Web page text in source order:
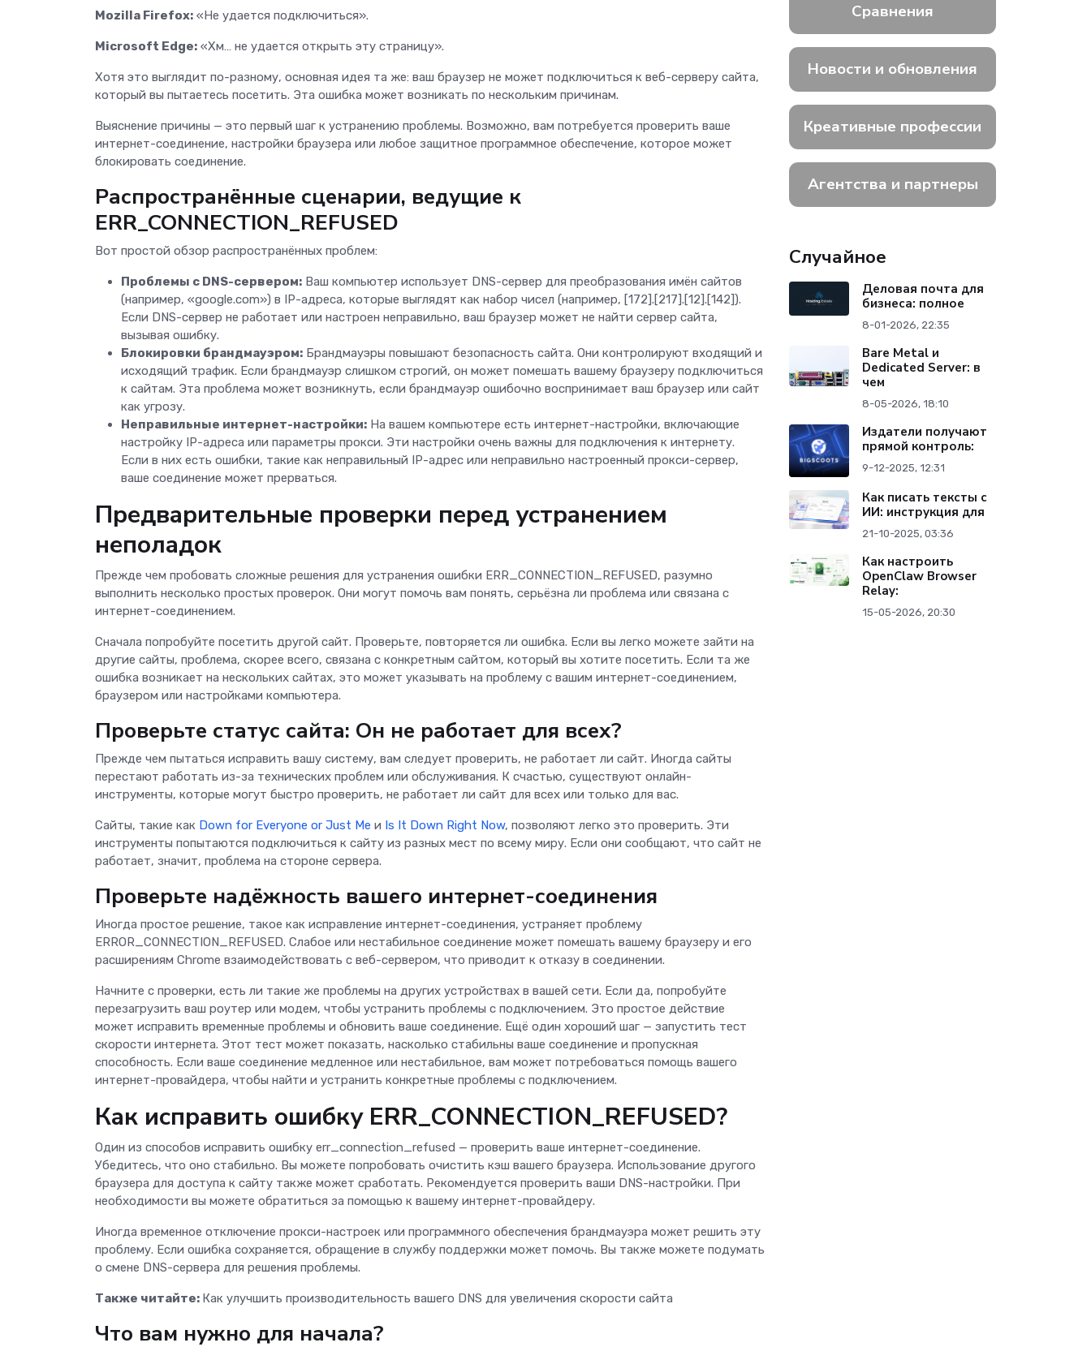
Mozilla Firefox: «Не удается подключиться».
Microsoft Edge: «Хм… не удается открыть эту страницу».
Хотя это выглядит по-разному, основная идея та же: ваш браузер не может подключиться к веб-серверу сайта,
который вы пытаетесь посетить. Эта ошибка может возникать по нескольким причинам.
Выяснение причины — это первый шаг к устранению проблемы. Возможно, вам потребуется проверить ваше
интернет-соединение, настройки браузера или любое защитное программное обеспечение, которое может
блокировать соединение.
Распространённые сценарии, ведущие к
ERR_CONNECTION_REFUSED
Вот простой обзор распространённых проблем:
Проблемы с DNS-сервером: Ваш компьютер использует DNS-сервер для преобразования имён сайтов
(например, «google.com») в IP-адреса, которые выглядят как набор чисел (например, [172].[217].[12].[142]).
Если DNS-сервер не работает или настроен неправильно, ваш браузер может не найти сервер сайта,
вызывая ошибку.
Блокировки брандмауэром: Брандмауэры повышают безопасность сайта. Они контролируют входящий и
исходящий трафик. Если брандмауэр слишком строгий, он может помешать вашему браузеру подключиться
к сайтам. Эта проблема может возникнуть, если брандмауэр ошибочно воспринимает ваш браузер или сайт
как угрозу.
Неправильные интернет-настройки: На вашем компьютере есть интернет-настройки, включающие
настройку IP-адреса или параметры прокси. Эти настройки очень важны для подключения к интернету.
Если в них есть ошибки, такие как неправильный IP-адрес или неправильно настроенный прокси-сервер,
ваше соединение может прерваться.
Предварительные проверки перед устранением
неполадок
Прежде чем пробовать сложные решения для устранения ошибки ERR_CONNECTION_REFUSED, разумно
выполнить несколько простых проверок. Они могут помочь вам понять, серьёзна ли проблема или связана с
интернет-соединением.
Сначала попробуйте посетить другой сайт. Проверьте, повторяется ли ошибка. Если вы легко можете зайти на
другие сайты, проблема, скорее всего, связана с конкретным сайтом, который вы хотите посетить. Если та же
ошибка возникает на нескольких сайтах, это может указывать на проблему с вашим интернет-соединением,
браузером или настройками компьютера.
Проверьте статус сайта: Он не работает для всех?
Прежде чем пытаться исправить вашу систему, вам следует проверить, не работает ли сайт. Иногда сайты
перестают работать из-за технических проблем или обслуживания. К счастью, существуют онлайн-
инструменты, которые могут быстро проверить, не работает ли сайт для всех или только для вас.
Сайты, такие как Down for Everyone or Just Me и Is It Down Right Now, позволяют легко это проверить. Эти
инструменты попытаются подключиться к сайту из разных мест по всему миру. Если они сообщают, что сайт не
работает, значит, проблема на стороне сервера.
Проверьте надёжность вашего интернет-соединения
Иногда простое решение, такое как исправление интернет-соединения, устраняет проблему
ERROR_CONNECTION_REFUSED. Слабое или нестабильное соединение может помешать вашему браузеру и его
расширениям Chrome взаимодействовать с веб-сервером, что приводит к отказу в соединении.
Начните с проверки, есть ли такие же проблемы на других устройствах в вашей сети. Если да, попробуйте
перезагрузить ваш роутер или модем, чтобы устранить проблемы с подключением. Это простое действие
может исправить временные проблемы и обновить ваше соединение. Ещё один хороший шаг — запустить тест
скорости интернета. Этот тест может показать, насколько стабильны ваше соединение и пропускная
способность. Если ваше соединение медленное или нестабильное, вам может потребоваться помощь вашего
интернет-провайдера, чтобы найти и устранить конкретные проблемы с подключением.
Как исправить ошибку ERR_CONNECTION_REFUSED?
Один из способов исправить ошибку err_connection_refused — проверить ваше интернет-соединение.
Убедитесь, что оно стабильно. Вы можете попробовать очистить кэш вашего браузера. Использование другого
браузера для доступа к сайту также может сработать. Рекомендуется проверить ваши DNS-настройки. При
необходимости вы можете обратиться за помощью к вашему интернет-провайдеру.
Иногда временное отключение прокси-настроек или программного обеспечения брандмауэра может решить эту
проблему. Если ошибка сохраняется, обращение в службу поддержки может помочь. Вы также можете подумать
о смене DNS-сервера для решения проблемы.
Также читайте: Как улучшить производительность вашего DNS для увеличения скорости сайта
Что вам нужно для начала?
Сравнения
Новости и обновления
Креативные профессии
Агентства и партнеры
Случайное
Деловая почта для
бизнеса: полное
8-01-2026, 22:35
Bare Metal и
Dedicated Server: в
чем
8-05-2026, 18:10
Издатели получают
прямой контроль:
9-12-2025, 12:31
Как писать тексты с
ИИ: инструкция для
21-10-2025, 03:36
Как настроить
OpenClaw Browser
Relay:
15-05-2026, 20:30